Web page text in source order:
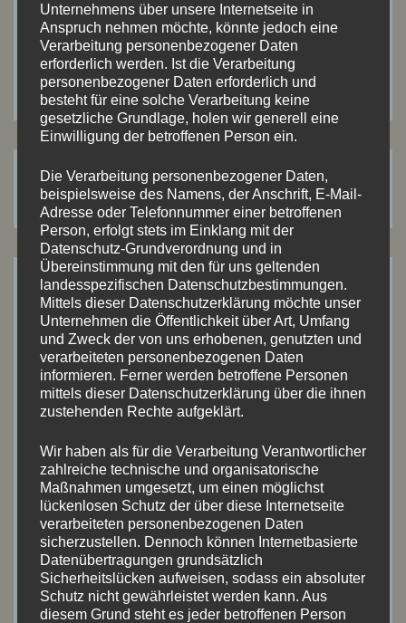
Suchen
nach:
ARTIKEL-ARCHIV
Juli 2026(8)
Mai 2026(2)
September 2025(7)
Juni 2025(8)
Mai 2025(5)
August 2024(11)
Unternehmens über unsere Internetseite in
Anspruch nehmen möchte, könnte jedoch eine
Verarbeitung personenbezogener Daten
erforderlich werden. Ist die Verarbeitung
personenbezogener Daten erforderlich und
besteht für eine solche Verarbeitung keine
gesetzliche Grundlage, holen wir generell eine
Einwilligung der betroffenen Person ein.
Die Verarbeitung personenbezogener Daten,
beispielsweise des Namens, der Anschrift, E-Mail-
Adresse oder Telefonnummer einer betroffenen
Person, erfolgt stets im Einklang mit der
Datenschutz-Grundverordnung und in
Übereinstimmung mit den für uns geltenden
landesspezifischen Datenschutzbestimmungen.
Mittels dieser Datenschutzerklärung möchte unser
Unternehmen die Öffentlichkeit über Art, Umfang
und Zweck der von uns erhobenen, genutzten und
verarbeiteten personenbezogenen Daten
informieren. Ferner werden betroffene Personen
mittels dieser Datenschutzerklärung über die ihnen
zustehenden Rechte aufgeklärt.
Wir haben als für die Verarbeitung Verantwortlicher
zahlreiche technische und organisatorische
Maßnahmen umgesetzt, um einen möglichst
lückenlosen Schutz der über diese Internetseite
verarbeiteten personenbezogenen Daten
sicherzustellen. Dennoch können Internetbasierte
Datenübertragungen grundsätzlich
Sicherheitslücken aufweisen, sodass ein absoluter
Schutz nicht gewährleistet werden kann. Aus
diesem Grund steht es jeder betroffenen Person